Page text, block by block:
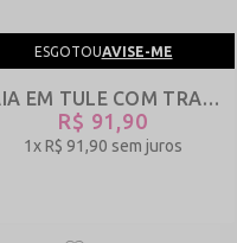
ESGOTOUAVISE-ME
SAIA EM TULE COM TRANSPARÊNCIA E PERNEIRA - BRISA - PRETO - REF 2397
R$ 91,90
1xR$ 91,90 sem juros